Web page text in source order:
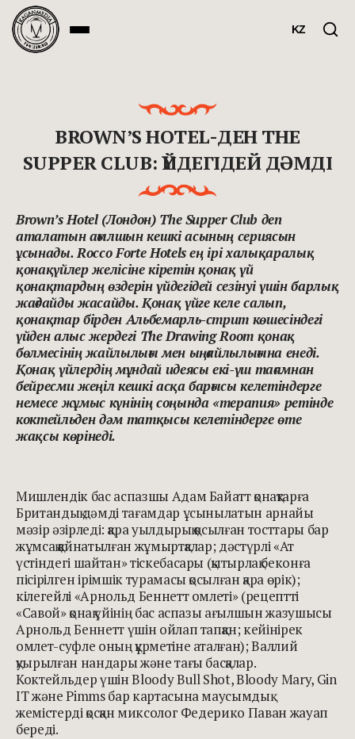
KZ
BROWN’S HOTEL-ДЕН THE
SUPPER CLUB: ҮЙДЕГІДЕЙ ДӘМДІ
Brown’s Hotel(Лондон) Тhe Supper Club деп
аталатын ағылшын кешкі асының сериясын
ұсынады. Rocco Forte Hotels ең ірі халықаралық
қонақүйлер желісіне кіретін қонақ үй
қонақтардың өздерін үйдегідей сезінуі үшін барлық
жағдайды жасайды. Қонақ үйге келе салып,
қонақтар бірден Альбемарль-стрит көшесіндегі
үйден алыс жердегі The Drawing Room қонақ
бөлмесінің жайлылығы мен ыңғайлылығына енеді.
Қонақ үйлердің мұндай идеясы екі-үш тағамнан
бейресми жеңіл кешкі асқа барғысы келетіндерге
немесе жұмыс күнінің соңында «терапия» ретінде
коктейльден дәм татқысы келетіндерге өте
жақсы көрінеді.
Мишлендік бас аспазшы Адам Байатт қонақтарға
Британдық дәмді тағамдар ұсынылатын арнайы
мәзір әзірледі: қара уылдырық қосылған тосттары бар
жұмсақ қайнатылған жұмыртқалар; дәстүрлі «Ат
үстіндегі шайтан» тіскебасары (қытырлақ беконға
пісірілген ірімшік турамасы қосылған қара өрік);
кілегейлі «Арнольд Беннетт омлеті» (рецептті
«Савой» қонақ үйінің бас аспазы ағылшын жазушысы
Арнольд Беннетт үшін ойлап тапқан; кейінірек
омлет-суфле оның құрметіне аталған); Валлий
қуырылған нандары және тағы басқалар.
Коктейльдер үшін Bloody Bull Shot, Bloody Mary, Gin
IT және Pimms бар картасына маусымдық
жемістерді қосқан миксолог Федерико Паван жауап
береді.